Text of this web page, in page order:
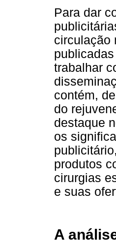
Para dar
circulação
trabalhar
contém,
do
destaque
os
produtos
cirurgias
e suas
A